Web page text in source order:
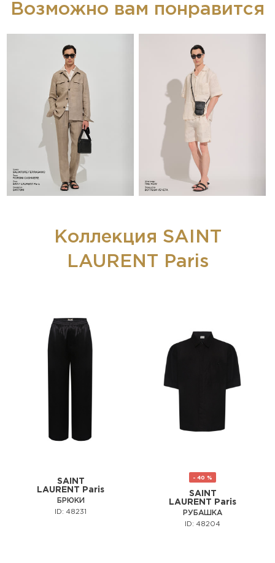
Возможно вам понравится
Коллекция SAINT
LAURENT Paris
SAINT
LAURENT Paris
БРЮКИ
ID: 48231
- 40 %
SAINT
LAURENT Paris
РУБАШКА
ID: 48204